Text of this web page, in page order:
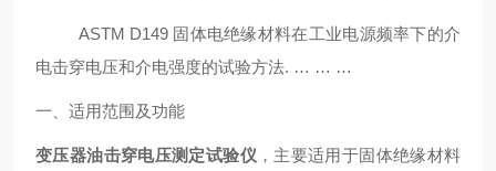
ASTM D149 固体电绝缘材料在工业电源频率下的介
电击穿电压和介电强度的试验方法. … … …
一、适用范围及功能
变压器油击穿电压测定试验仪 ，主要适用于固体绝缘材料